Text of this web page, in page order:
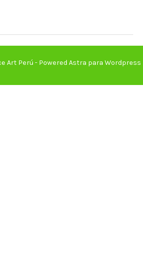
Art Perú - Powered Astra para Wordpress